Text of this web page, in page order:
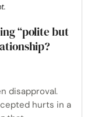
“polite but
disapproval.
hurts in a